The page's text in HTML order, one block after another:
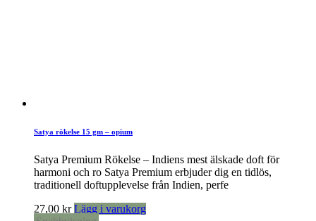
Satya rökelse 15 gm – opium
Satya Premium Rökelse – Indiens mest älskade doft för
harmoni och ro Satya Premium erbjuder dig en tidlös,
traditionell doftupplevelse från Indien, perfe
27,00 kr Lägg i varukorg